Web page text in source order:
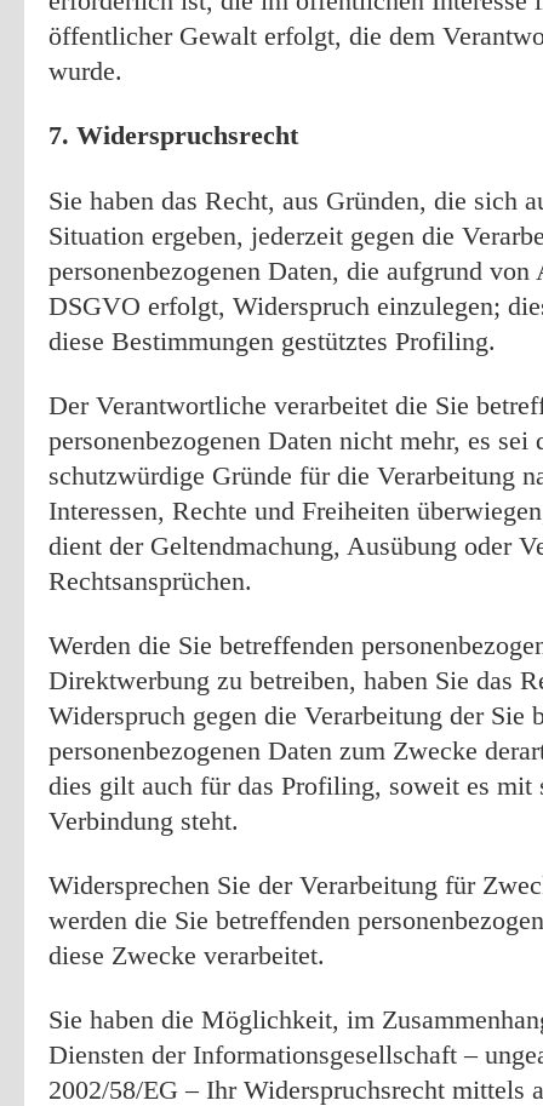
öffentlicher Gewalt erfolgt, die dem
wurde.
7. Widerspruchsrecht
Sie haben das Recht, aus Gründen, die sich
Situation ergeben, jederzeit gegen die
personenbezogenen Daten, die aufgrund
DSGVO erfolgt, Widerspruch einzulegen;
diese Bestimmungen gestütztes Profiling.
Der Verantwortliche verarbeitet die Sie
personenbezogenen Daten nicht mehr, es
schutzwürdige Gründe für die Verarbeitung
Interessen, Rechte und Freiheiten
dient der Geltendmachung, Ausübung oder
Rechtsansprüchen.
Werden die Sie betreffenden
Direktwerbung zu betreiben, haben Sie das
Widerspruch gegen die Verarbeitung der Sie
personenbezogenen Daten zum Zwecke
dies gilt auch für das Profiling, soweit es
Verbindung steht.
Widersprechen Sie der Verarbeitung für
werden die Sie betreffenden
diese Zwecke verarbeitet.
Sie haben die Möglichkeit, im
Diensten der Informationsgesellschaft –
2002/58/EG – Ihr Widerspruchsrecht mittels